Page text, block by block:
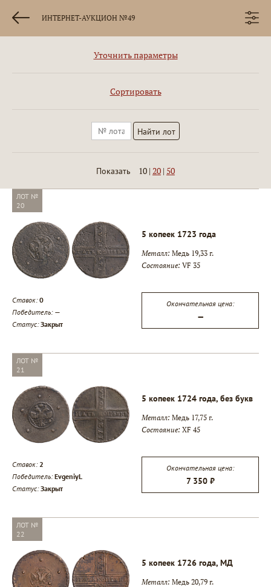
ИНТЕРНЕТ-АУКЦИОН №49
Уточнить параметры
Сортировать
Показать 10 | 20 | 50
ЛОТ №
20
5 копеек 1723 года
Металл: Медь 19,33 г.
Состояние: VF 35
Ставок:0
Победитель: —
Статус:Закрыт
Окончательная цена:
—
ЛОТ №
21
5 копеек 1724 года, без букв
Металл: Медь 17,75 г.
Состояние: XF 45
Ставок:2
Победитель: EvgeniyL
Статус:Закрыт
Окончательная цена:
7 350 ₽
ЛОТ №
22
5 копеек 1726 года, МД
Металл: Медь 20,79 г.